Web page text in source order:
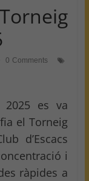
0 Comments
es va
el Torneig
d’Escacs
i
ràpides a